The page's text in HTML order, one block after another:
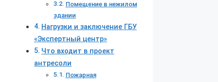
Помещение в нежилом
здании
Нагрузки и заключение ГБУ
«Экспертный центр»
Что входит в проект
антресоли
Пожарная